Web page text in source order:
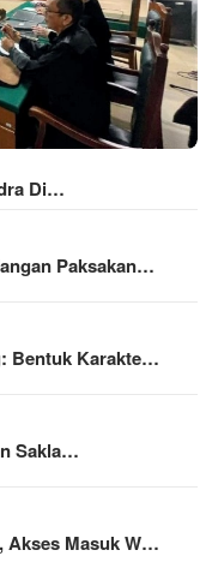
Di…
Paksakan…
Bentuk Karakte…
Sakla…
Akses Masuk W…